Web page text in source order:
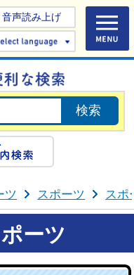
音声読み上げ
Select
索
ツ スポーツ スポ
ーツ